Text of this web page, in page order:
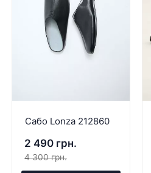
Сабо Lonza 212860
2 490 грн.
4 300 грн.